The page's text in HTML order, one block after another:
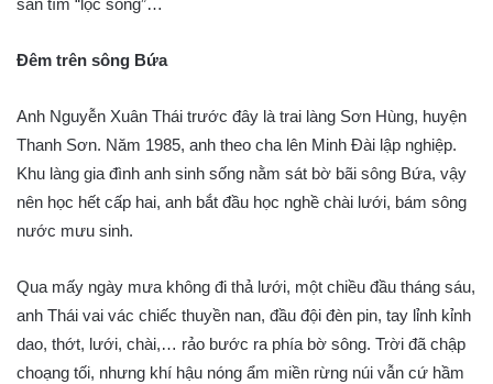
săn tìm “lộc sông”…
Đêm trên sông Bứa
Anh Nguyễn Xuân Thái trước đây là trai làng Sơn Hùng, huyện
Thanh Sơn. Năm 1985, anh theo cha lên Minh Đài lập nghiệp.
Khu làng gia đình anh sinh sống nằm sát bờ bãi sông Bứa, vậy
nên học hết cấp hai, anh bắt đầu học nghề chài lưới, bám sông
nước mưu sinh.
Qua mấy ngày mưa không đi thả lưới, một chiều đầu tháng sáu,
anh Thái vai vác chiếc thuyền nan, đầu đội đèn pin, tay lỉnh kỉnh
dao, thớt, lưới, chài,… rảo bước ra phía bờ sông. Trời đã chập
choạng tối, nhưng khí hậu nóng ẩm miền rừng núi vẫn cứ hầm